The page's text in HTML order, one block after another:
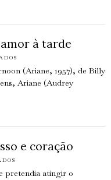
à tarde
(Ariane, 1957), de Billy
Ariane (Audrey
e coração
pretendia atingir o